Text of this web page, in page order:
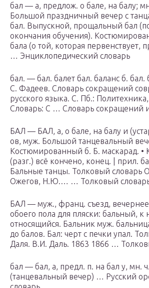
бал — а, предлож. о бале, на балу;
Большой праздничный вечер с
бал. Выпускной, прощальный бал
окончания обучения).
бала (о той, которая первенствует,
… Энциклопедический словарь
бал. — бал. балет бал. баланс б. бал.
С. Фадеев. Словарь сокращений
русского языка. С. Пб.:
Словарь: С … Словарь сокращений
БАЛ — БАЛ, а, о бале, на балу и
ов, муж. Большой танцевальный
Костюмированный б. Б. маскарад. •
(разг.) всё кончено, конец. | прил.
Бальные танцы. Толковый словарь
Ожегов, Н.Ю.… … Толковый
БАЛ — муж., франц. съезд,
обоего пола для пляски: бальный, к
относящийся. Бальник муж.
до балов. Бал: черт с печки упал.
Даля. В.И. Даль. 1863 1866 …
бал — бал, а, предл. п. на бал у, мн.
(танцевальный вечер) … Русский